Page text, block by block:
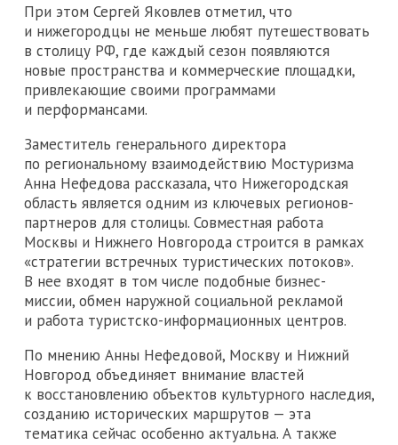
При этом Сергей Яковлев отметил, что
и нижегородцы не меньше любят путешествовать
в столицу РФ, где каждый сезон появляются
новые пространства и коммерческие площадки,
привлекающие своими программами
и перформансами.
Заместитель генерального директора
по региональному взаимодействию Мостуризма
Анна Нефедова рассказала, что Нижегородская
область является одним из ключевых регионов-
партнеров для столицы. Совместная работа
Москвы и Нижнего Новгорода строится в рамках
«стратегии встречных туристических потоков».
В нее входят в том числе подобные бизнес-
миссии, обмен наружной социальной рекламой
и работа туристско-информационных центров.
По мнению Анны Нефедовой, Москву и Нижний
Новгород объединяет внимание властей
к восстановлению объектов культурного наследия,
созданию исторических маршрутов — эта
тематика сейчас особенно актуальна. А также